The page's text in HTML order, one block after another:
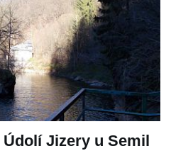
Jizery u Semil